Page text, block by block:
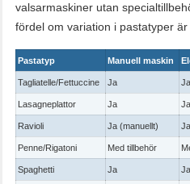
valsarmaskiner utan
fördel om variation i pastatyper är
Pastatyp Manuell maskin
Tagliatelle/Fettuccine Ja Ja
Lasagneplattor Ja Ja
Ravioli Ja (manuellt)
Penne/Rigatoni Med tillbehör
Spaghetti Ja Ja